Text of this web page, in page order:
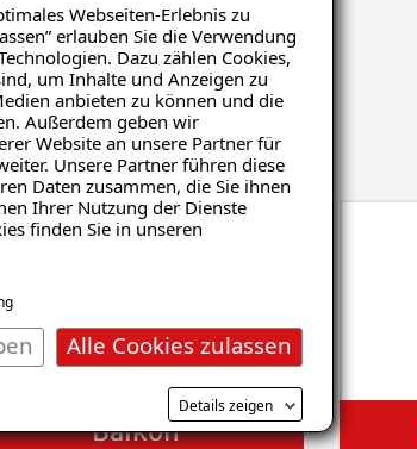
Webseiten-Erlebnis zu
erlauben Sie die Verwendung
Dazu zählen Cookies,
um Inhalte und Anzeigen zu
anbieten zu können und die
Außerdem geben wir
Website an unsere Partner für
Unsere Partner führen diese
Daten zusammen, die Sie ihnen
Ihrer Nutzung der Dienste
finden Sie in unseren
Alle Cookies zulassen
Details zeigen
Balkon